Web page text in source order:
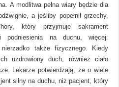
A modlitwa pełna wiary będzie dla
a jeśliby popełnił grzechy,
który przyjmuje sakrament
podniesienia na duchu, więcej:
także fizycznego. Kiedy
uzdrowiony duch, również ciało
Lekarze potwierdzają, że o wiele
silny na duchu, niż pacjent, który